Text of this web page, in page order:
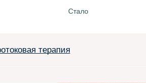
Стало
терапия